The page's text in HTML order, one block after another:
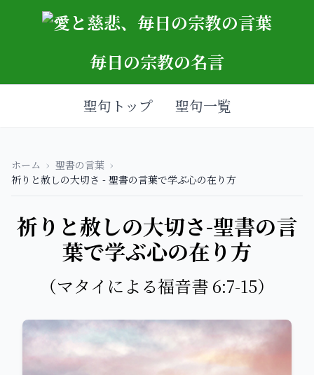
毎日の宗教の名言
聖句トップ 聖句一覧
ホーム › 聖書の言葉 ›
祈りと赦しの大切さ - 聖書の言葉で学ぶ心の在り方
祈りと赦しの大切さ-聖書の言
葉で学ぶ心の在り方
（マタイによる福音書 6:7-15）